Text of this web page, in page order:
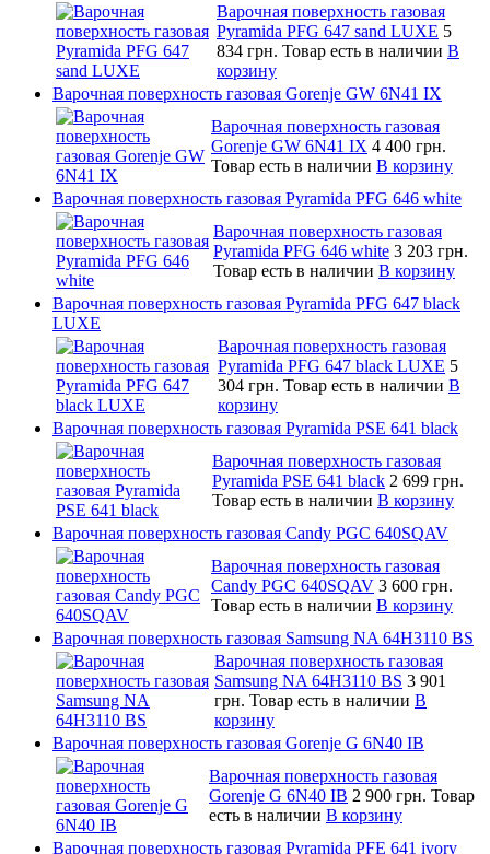
Варочная поверхность газовая
Pyramida PFG 647 sand LUXE 5
834 грн. Товар есть в наличии В
корзину
Варочная поверхность газовая Gorenje GW 6N41 IX
Варочная поверхность газовая
Gorenje GW 6N41 IX 4 400 грн.
Товар есть в наличии В корзину
Варочная поверхность газовая Pyramida PFG 646 white
Варочная поверхность газовая
Pyramida PFG 646 white 3 203 грн.
Товар есть в наличии В корзину
Варочная поверхность газовая Pyramida PFG 647 black
LUXE
Варочная поверхность газовая
Pyramida PFG 647 black LUXE 5
304 грн. Товар есть в наличии В
корзину
Варочная поверхность газовая Pyramida PSE 641 black
Варочная поверхность газовая
Pyramida PSE 641 black 2 699 грн.
Товар есть в наличии В корзину
Варочная поверхность газовая Candy PGC 640SQAV
Варочная поверхность газовая
Candy PGC 640SQAV 3 600 грн.
Товар есть в наличии В корзину
Варочная поверхность газовая Samsung NA 64H3110 BS
Варочная поверхность газовая
Samsung NA 64H3110 BS 3 901
грн. Товар есть в наличии В
корзину
Варочная поверхность газовая Gorenje G 6N40 IB
Варочная поверхность газовая
Gorenje G 6N40 IB 2 900 грн. Товар
есть в наличии В корзину
Варочная поверхность газовая Pyramida PFE 641 ivory